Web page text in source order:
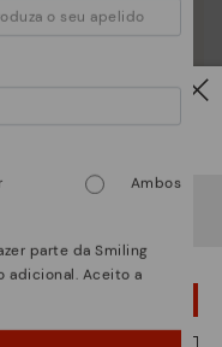
EM USA
Ambos
parte da Smiling
adicional. Aceito a